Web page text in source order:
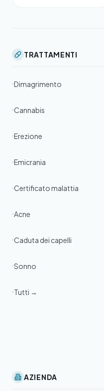
TRATTAMENTI
Dimagrimento
Cannabis
Erezione
Emicrania
Certificato malattia
Acne
Caduta dei capelli
Sonno
Tutti →
AZIENDA